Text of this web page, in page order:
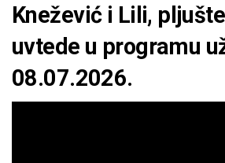
Knežević i Lili,
uvtede u programu
08.07.2026.